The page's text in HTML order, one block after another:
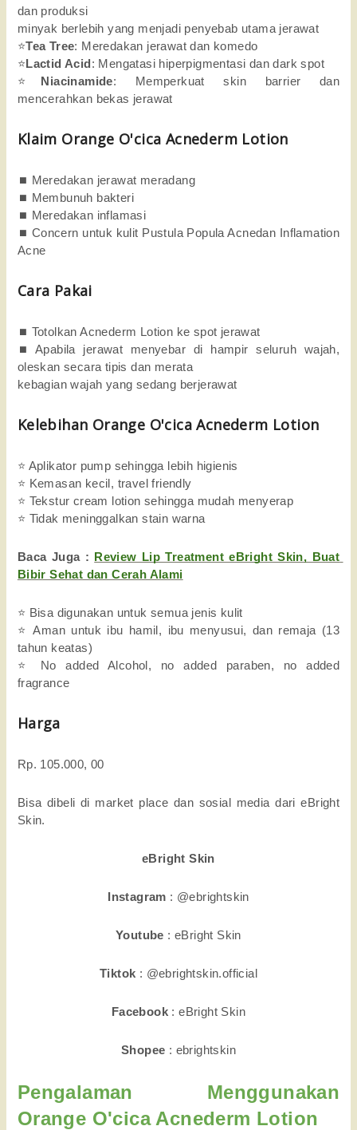
dan produksi
minyak berlebih yang menjadi penyebab utama jerawat
⭐Tea Tree: Meredakan jerawat dan komedo
⭐ Lactid Acid : Mengatasi hiperpigmentasi dan dark spot
⭐
Niacinamide: Memperkuat skin barrier dan
mencerahkan bekas jerawat
Klaim Orange O'cica Acnederm Lotion
⏹️ Meredakan jerawat meradang
⏹️ Membunuh bakteri
⏹️ Meredakan inflamasi
⏹️ Concern untuk kulit Pustula Popula Acnedan Inflamation
Acne
Cara Pakai
⏹️ Totolkan Acnederm Lotion ke spot jerawat
⏹️ Apabila jerawat menyebar di hampir seluruh wajah,
oleskan secara tipis dan merata
kebagian wajah yang sedang berjerawat
Kelebihan Orange O'cica Acnederm Lotion
⭐ Aplikator pump sehingga lebih higienis
⭐ Kemasan kecil, travel friendly
⭐ Tekstur cream lotion sehingga mudah menyerap
⭐ Tidak meninggalkan stain warna
Baca Juga :
Review Lip Treatment eBright Skin, Buat
Bibir Sehat dan Cerah Alami
⭐ Bisa digunakan untuk semua jenis kulit
⭐ Aman untuk ibu hamil, ibu menyusui, dan remaja (13
tahun keatas)
⭐ No added Alcohol, no added paraben, no added
fragrance
Harga
Rp. 105.000, 00
Bisa dibeli di market place dan sosial media dari eBright
Skin.
eBright Skin
Instagram : @ebrightskin
Youtube : eBright Skin
Tiktok : @ebrightskin.official
Facebook : eBright Skin
Shopee : ebrightskin
Pengalaman Menggunakan
Orange O'cica Acnederm Lotion